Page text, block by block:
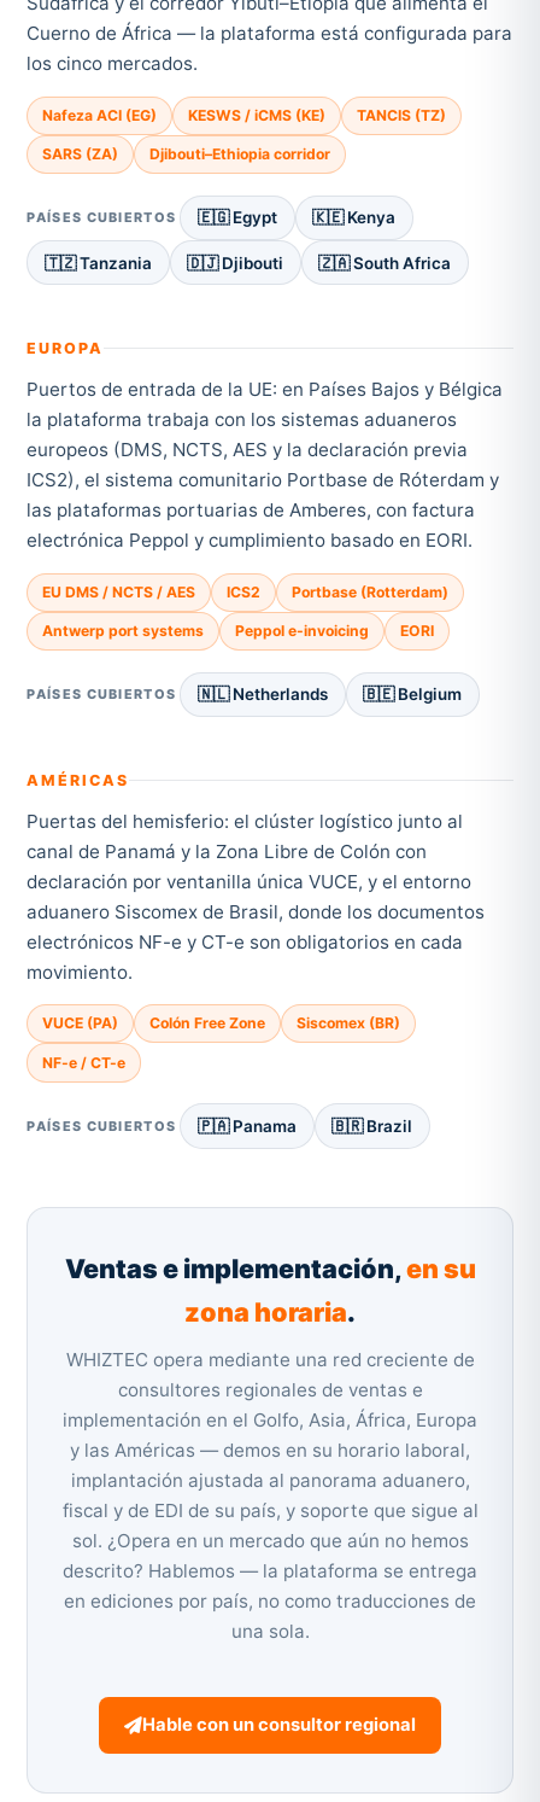
Cuerno de África — la plataforma está configurada para
los cinco mercados.
Nafeza ACI (EG) KESWS / iCMS (KE) TANCIS (TZ)
SARS (ZA) Djibouti–Ethiopia corridor
PAÍSES CUBIERTOS 🇪🇬 Egypt 🇰🇪 Kenya
🇹🇿 Tanzania 🇩🇯 Djibouti 🇿🇦 South Africa
EUROPA
Puertos de entrada de la UE: en Países Bajos y Bélgica
la plataforma trabaja con los sistemas aduaneros
europeos (DMS, NCTS, AES y la declaración previa
ICS2), el sistema comunitario Portbase de Róterdam y
las plataformas portuarias de Amberes, con factura
electrónica Peppol y cumplimiento basado en EORI.
EU DMS / NCTS / AES ICS2 Portbase (Rotterdam)
Antwerp port systems Peppol e-invoicing EORI
PAÍSES CUBIERTOS 🇳🇱 Netherlands 🇧🇪 Belgium
AMÉRICAS
Puertas del hemisferio: el clúster logístico junto al
canal de Panamá y la Zona Libre de Colón con
declaración por ventanilla única VUCE, y el entorno
aduanero Siscomex de Brasil, donde los documentos
electrónicos NF-e y CT-e son obligatorios en cada
movimiento.
VUCE (PA) Colón Free Zone Siscomex (BR)
NF-e / CT-e
PAÍSES CUBIERTOS 🇵🇦 Panama 🇧🇷 Brazil
Ventas e implementación,en su
zona horaria.
WHIZTEC opera mediante una red creciente de
consultores regionales de ventas e
implementación en el Golfo, Asia, África, Europa
y las Américas — demos en su horario laboral,
implantación ajustada al panorama aduanero,
fiscal y de EDI de su país, y soporte que sigue al
sol. ¿Opera en un mercado que aún no hemos
descrito? Hablemos — la plataforma se entrega
en ediciones por país, no como traducciones de
una sola.
Hable con un consultor regional